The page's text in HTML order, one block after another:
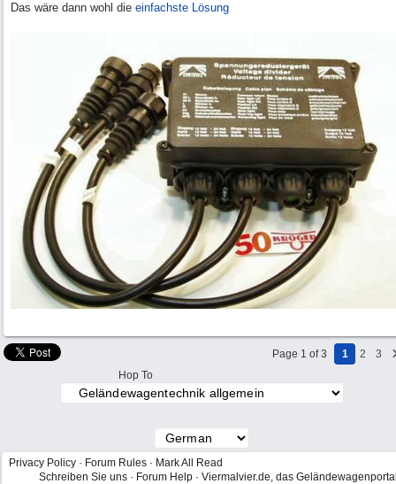
Das wäre dann wohl die einfachste Lösung
Page 1 of 3 1 2
3
Hop To
Privacy Policy · Forum Rules · Mark All Read
Schreiben Sie uns · Forum Help · Viermalvier.de, das